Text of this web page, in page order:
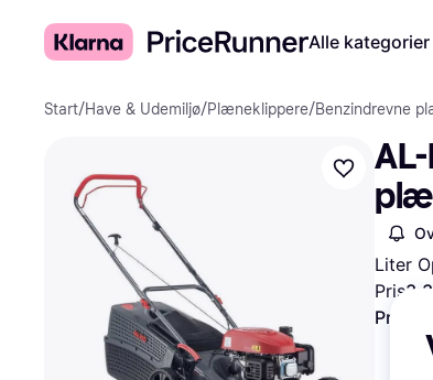
Alle kategorier
Start/Have & Udemiljø/Plæneklippere/Benzindrevne
Liter
Pris
Prøv